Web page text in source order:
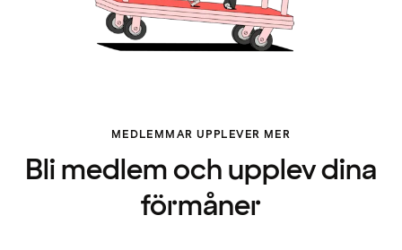
MEDLEMMAR UPPLEVER MER
Bli medlem och upplev dina
förmåner